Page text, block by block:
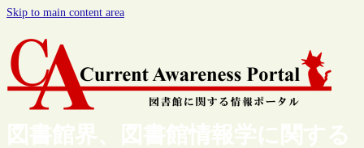
Skip to main content area
図書館界、図書館情報学に関する